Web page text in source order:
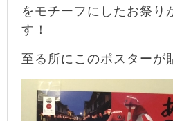
をモチーフにしたお祭り
す！
至る所にこのポスターが